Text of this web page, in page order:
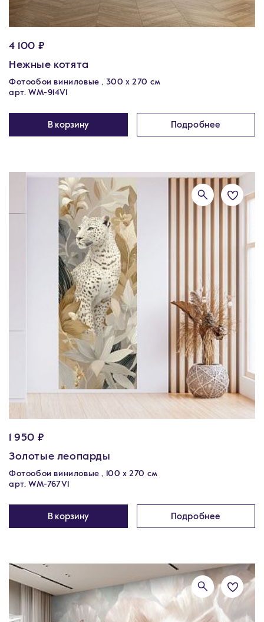
4 100 ₽
Нежные котята
Фотообои виниловые , 300 х 270 см
арт. WM-914V1
В корзину Подробнее
1 950 ₽
Золотые леопарды
Фотообои виниловые , 100 x 270 см
арт. WM-767V1
В корзину Подробнее